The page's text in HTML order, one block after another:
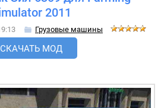
2011
Грузовые машины
СКАЧАТЬ МОД